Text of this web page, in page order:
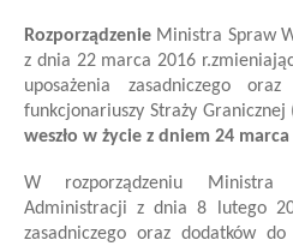
Rozporządzenie Ministra Spraw
z dnia 22 marca 2016 r.
uposażenia zasadniczego
funkcjonariuszy Straży Granicznej
weszło w życie z dniem 24
W rozporządzeniu Ministra
Administracji z dnia 8 lutego
zasadniczego oraz dodatków